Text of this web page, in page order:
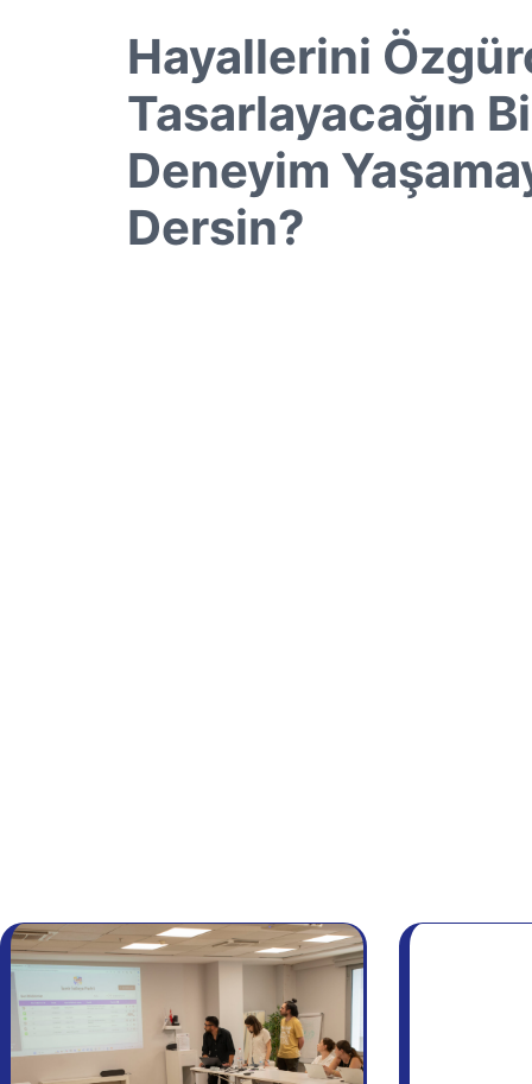
Hayallerini
Tasarlayacağın
Deneyim
Dersin?